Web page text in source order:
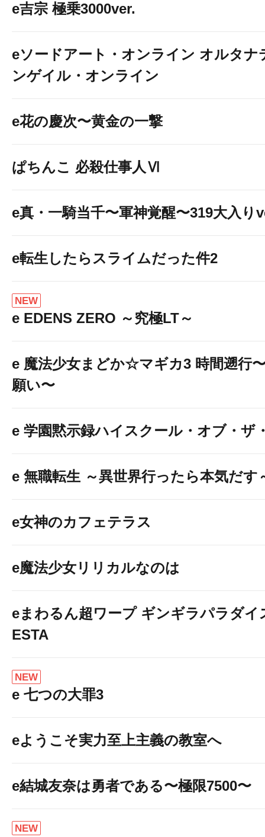
e吉宗 極乗3000ver.
eソードアート・オンライン オルタナ
ンゲイル・オンライン
e花の慶次〜黄金の一撃
ぱちんこ 必殺仕事人Ⅵ
e真・一騎当千〜軍神覚醒〜319大入り
e転生したらスライムだった件2
NEW
e EDENS ZERO ～究極LT～
e 魔法少女まどか☆マギカ3 時間遡行
願い〜
e 学園黙示録ハイスクール・オブ・ザ
e 無職転生 ～異世界行ったら本気だす
e女神のカフェテラス
e魔法少女リリカルなのは
eまわるん超ワープ ギンギラパラダイ
ESTA
NEW
e 七つの大罪3
eようこそ実力至上主義の教室へ
e結城友奈は勇者である〜極限7500〜
NEW